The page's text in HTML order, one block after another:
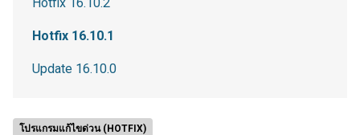
โปรแกรมแก้ไขด่วน (HOTFIX)
Hotfix 16.10.1
Update 16.10.0